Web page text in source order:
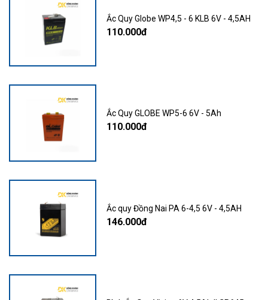
Ắc Quy Globe WP4,5 - 6 KLB 6V - 4,5AH
110.000đ
Ắc Quy GLOBE WP5-6 6V - 5Ah
110.000đ
Ắc quy Đồng Nai PA 6-4,5 6V - 4,5AH
146.000đ